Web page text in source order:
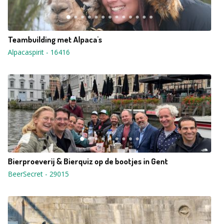
Teambuilding met Alpaca's
Alpacaspirit - 16416
Bierproeverij & Bierquiz op de bootjes in Gent
BeerSecret - 29015